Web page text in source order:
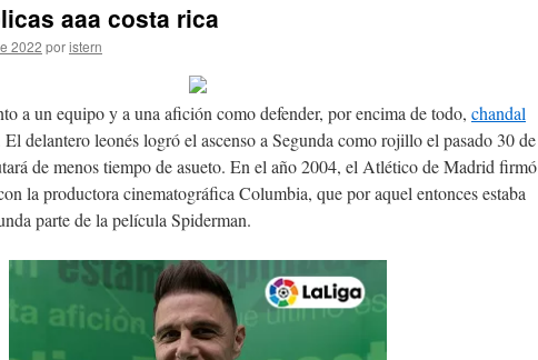
aaa costa rica
2022 poristern
a un equipo y a una afición como defender, por encima de todo, chandal
El delantero leonés logró el ascenso a Segunda como rojillo el pasado 30 de
de menos tiempo de asueto. En el año 2004, el Atlético de Madrid firmó
la productora cinematográfica Columbia, que por aquel entonces estaba
parte de la película Spiderman.